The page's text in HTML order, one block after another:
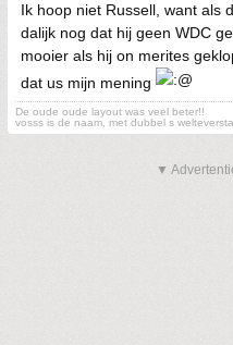
Ik hoop niet Russell, want als
dalijk nog dat hij geen WDC
mooier als hij on merites
dat us mijn mening
De oude oude layout was veel beter!!
vosss is de naam, met dubbel s
▼